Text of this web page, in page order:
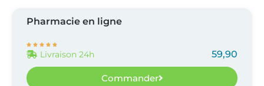
Pharmacie en ligne
    
Livraison 24h 59,90
Commander